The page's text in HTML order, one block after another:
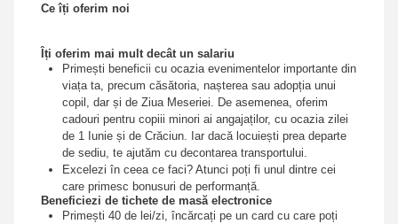
Ce îți oferim noi
Îți oferim mai mult decât un salariu
Primești beneficii cu ocazia evenimentelor importante din
viața ta, precum căsătoria, nașterea sau adopția unui
copil, dar și de Ziua Meseriei. De asemenea, oferim
cadouri pentru copiii minori ai angajaților, cu ocazia zilei
de 1 Iunie și de Crăciun. Iar dacă locuiești prea departe
de sediu, te ajutăm cu decontarea transportului.
Excelezi în ceea ce faci? Atunci poți fi unul dintre cei
care primesc bonusuri de performanță.
Beneficiezi de tichete de masă electronice
Primești 40 de lei/zi, încărcați pe un card cu care poți